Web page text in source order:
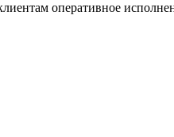
оперативное